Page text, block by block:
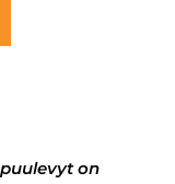
on